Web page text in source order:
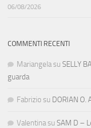
06/08/2026
COMMENTI RECENTI
Mariangela su SELLY
guarda
Fabrizio su DORIAN O.
Valentina su SAM D –